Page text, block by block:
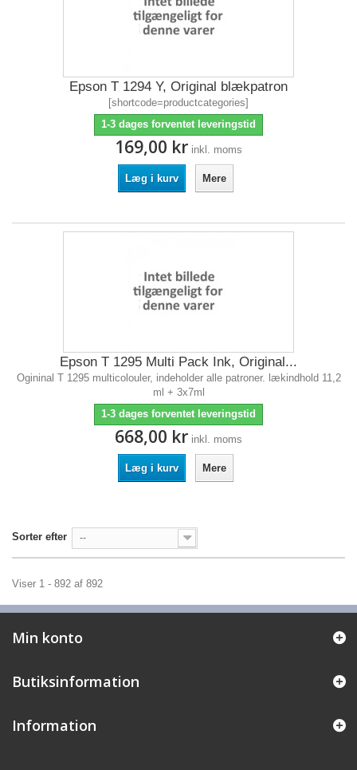
Epson T 1294 Y, Original blækpatron
[shortcode=productcategories]
1-3 dages forventet leveringstid
169,00 kr inkl. moms
Læg i kurv Mere
Epson T 1295 Multi Pack Ink, Original...
Ogininal T 1295 multicolouler, indeholder alle patroner. lækindhold 11,2
ml + 3x7ml
1-3 dages forventet leveringstid
668,00 kr inkl. moms
Læg i kurv Mere
Sorter efter --
Viser 1 - 892 af 892
Min konto
Butiksinformation
Information